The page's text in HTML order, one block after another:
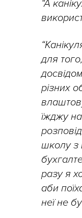
“А
для
різних
їжджу
школу з
разу я
аби
неї не